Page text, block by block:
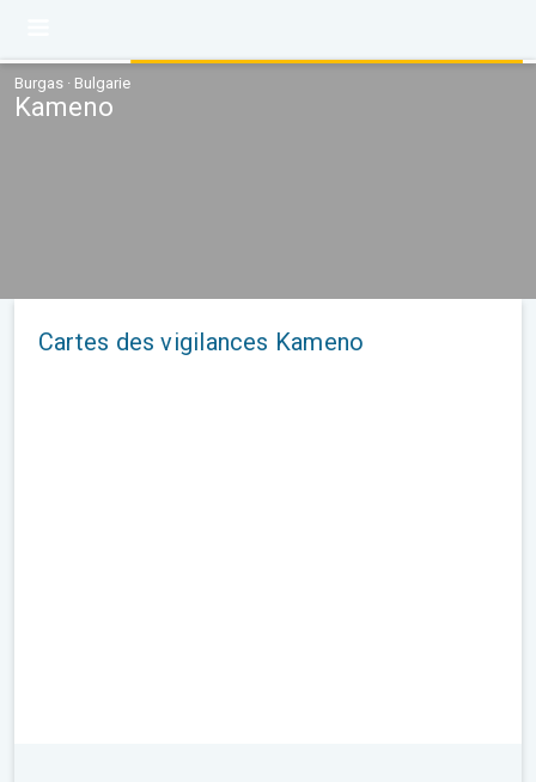
Burgas · Bulgarie
Kameno
Cartes des vigilances Kameno